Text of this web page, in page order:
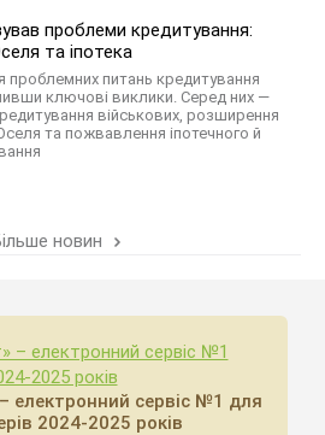
проблеми кредитування:
та іпотека
проблемних питань кредитування
ключові виклики. Серед них —
військових, розширення
та пожвавлення іпотечного й
новин
електронний сервіс №1 для
2024-2025 років